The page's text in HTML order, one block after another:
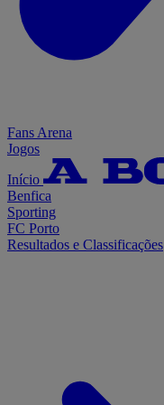
Fans Arena
Jogos
Início
Benfica
Sporting
FC Porto
Resultados e Classificações